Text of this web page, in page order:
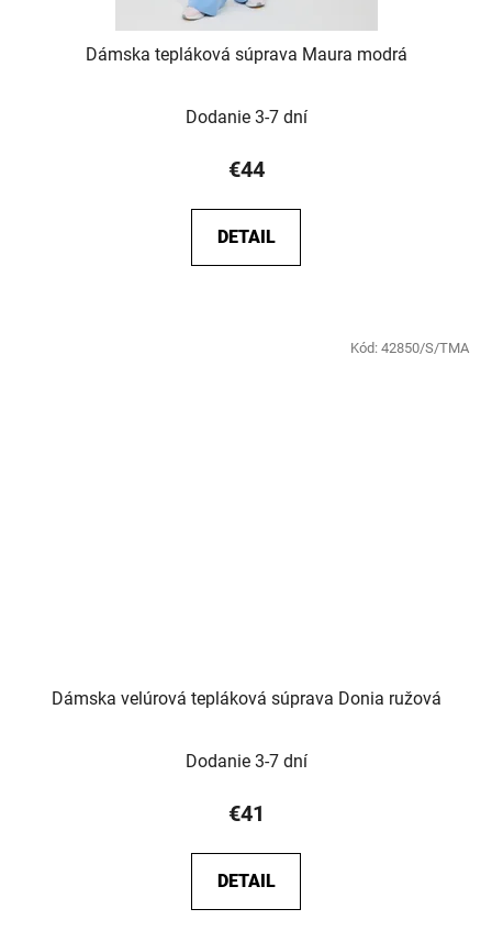
Dámska tepláková súprava Maura modrá
Dodanie 3-7 dní
€44
DETAIL
Dámska velúrová tepláková súprava Donia ružová
Dodanie 3-7 dní
€41
DETAIL
Kód: 42850/S/TMA